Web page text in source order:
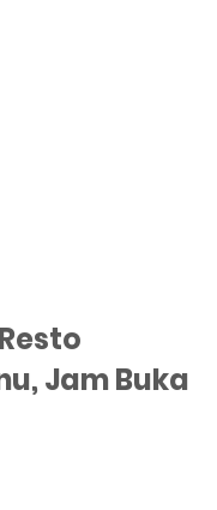
Jam Buka